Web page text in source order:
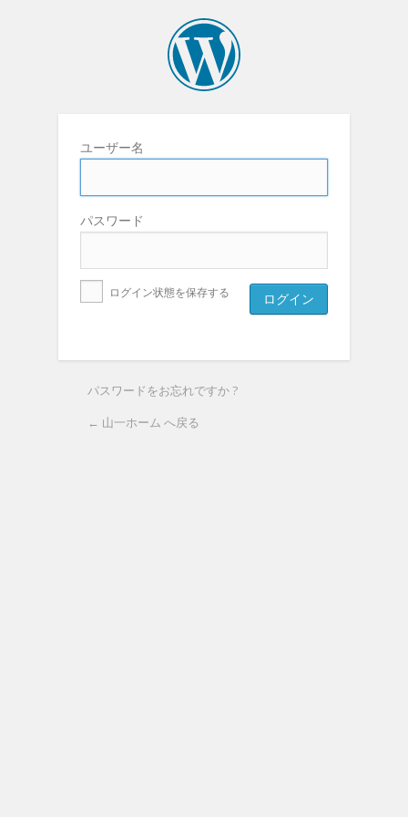
ユーザー名
パスワード
ログイン状態を保存する
パスワードをお忘れですか ?
← 山一ホーム へ戻る